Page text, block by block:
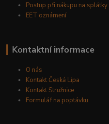
Postup při nákupu na splátky
EET oznámení
Kontaktní informace
O nás
Kontakt Česká Lípa
Kontakt Stružnice
Formulář na poptávku